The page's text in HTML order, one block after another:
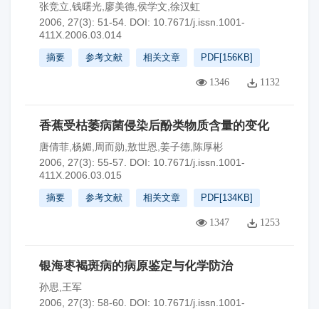
张竞立,钱曙光,廖美德,侯学文,徐汉虹
2006, 27(3): 51-54. DOI: 10.7671/j.issn.1001-
411X.2006.03.014
摘要 参考文献 相关文章 PDF[156KB]
1346 1132
香蕉受枯萎病菌侵染后酚类物质含量的变化
唐倩菲,杨媚,周而勋,敖世恩,姜子德,陈厚彬
2006, 27(3): 55-57.
DOI: 10.7671/j.issn.1001-
411X.2006.03.015
摘要 参考文献 相关文章 PDF[134KB]
1347 1253
银海枣褐斑病的病原鉴定与化学防治
孙思,王军
2006, 27(3): 58-60. DOI: 10.7671/j.issn.1001-